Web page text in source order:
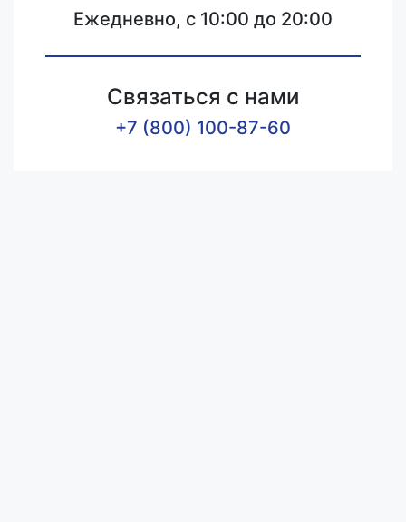
Ежедневно, с 10:00 до 20:00
Связаться с нами
+7 (800) 100-87-60